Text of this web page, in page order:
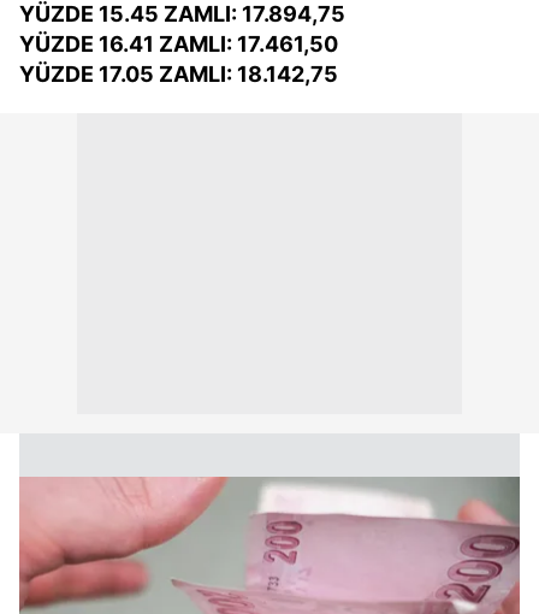
YÜZDE 15.45 ZAMLI: 17.894,75
YÜZDE 16.41 ZAMLI: 17.461,50
YÜZDE 17.05 ZAMLI: 18.142,75